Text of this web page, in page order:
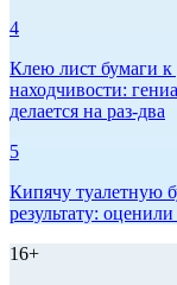
4
Клею лист бумаги к
находчивости:
делается на раз-два
5
Кипячу туалетную
результату:
16+